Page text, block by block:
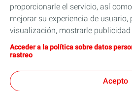
Distribuidores
TWC
Competición
proporcionarle el servicio, así
mejorar su experiencia de usuario,
visualización, mostrarle
en este sitio y en nuestros sitios
compartir nuestro contenido en las
momento haciendo clic en el botón
Acceder a la política sobre datos
rastreo
Acepto